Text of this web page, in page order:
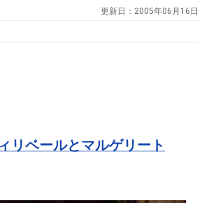
更新日： 2005年06月16日
リベールとマルゲリート